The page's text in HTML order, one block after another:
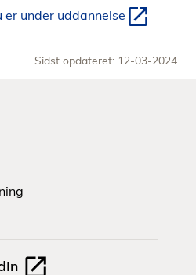
er under uddannelse
Sidst opdateret: 12-03-2024